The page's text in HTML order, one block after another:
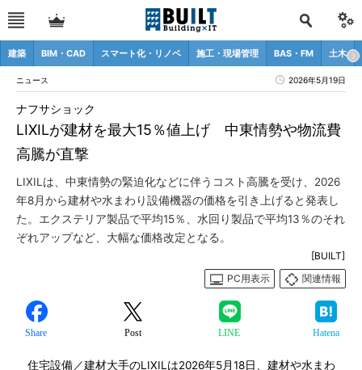
建築 BIM・CAD スマート化・リノベ 施工・現場管理 BAS・FM 土木
ニュース 2026年5月19日
LIXILが建材を最大15％値上げ 中東情勢や物流費
高騰が直撃
ナフサショック
LIXILは、中東情勢の緊迫化などに伴うコスト高騰を受け、2026
年8月から建材や水まわり設備機器の価格を引き上げると発表し
た。エクステリア製品で平均15％、水回り製品で平均13％のそれ
ぞれアップなど、大幅な価格改定となる。
[BUILT]
PC用表示
関連情報
Share Post LINE Hatena
住宅設備／建材大手のLIXILは2026年5月18日、建材や水まわ